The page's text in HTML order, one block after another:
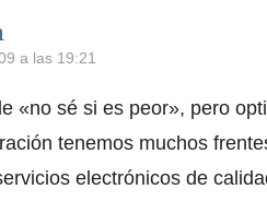
a las 19:21
«no sé si es peor», pero
tenemos muchos
electrónicos de